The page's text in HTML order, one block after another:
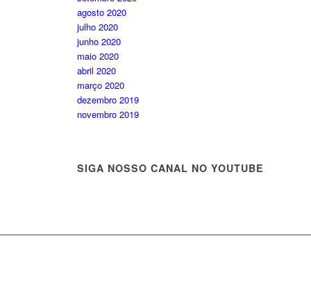
agosto 2020
julho 2020
junho 2020
maio 2020
abril 2020
março 2020
dezembro 2019
novembro 2019
SIGA NOSSO CANAL NO YOUTUBE